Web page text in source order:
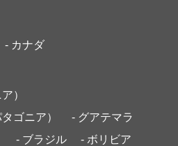
- カナダ
）
ゴニア）
- グアテマラ
- ブラジル
- ボリビア